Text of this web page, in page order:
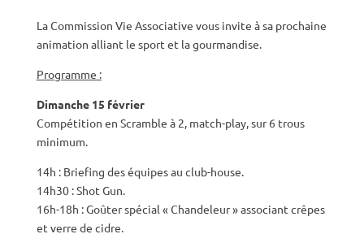
La Commission Vie Associative vous invite à sa prochaine
animation alliant le sport et la gourmandise.
Programme :
Dimanche 15 février
Compétition en Scramble à 2, match-play, sur 6 trous
minimum.
14h : Briefing des équipes au club-house.
14h30 : Shot Gun.
16h-18h : Goûter spécial « Chandeleur » associant crêpes
et verre de cidre.